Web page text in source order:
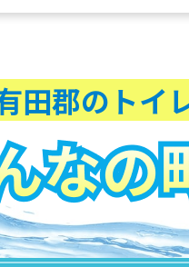
田郡のトイ